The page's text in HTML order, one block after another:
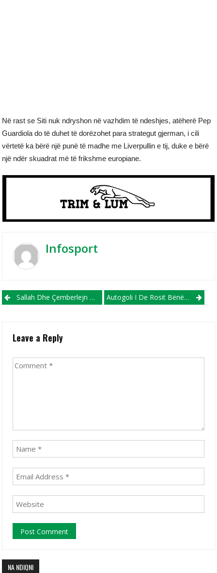
Në rast se Siti nuk ndryshon në vazhdim të ndeshjes, atëherë Pep
Guardiola do të duhet të dorëzohet para strategut gjerman, i cili
vërtetë ka bërë një punë të madhe me Liverpullin e tij, duke e bërë
një ndër skuadrat më të frikshme europiane.
Infosport
Post navigation
Sallah Dhe Çemberlejn Bëjnë Që “Enfilld Roud” Të Shpërrthejë Në Festë (VIDEO) Autogoli I De Rosit Bënë Që Barcelona Të Mbyll Pjesën E Parë Me Epërsi Minimale (VIDEO)
Leave a Reply
NA NDIQNI